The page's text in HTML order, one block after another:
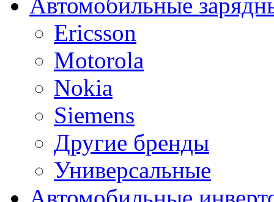
Ericsson
Motorola
Nokia
Siemens
Другие бренды
Универсальные